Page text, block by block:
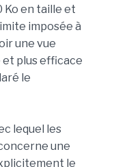
Ko en taille et
imposée à
une vue
et plus efficace
le
lequel les
une
le